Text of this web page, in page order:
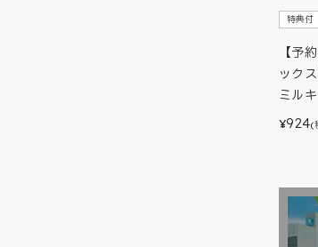
特典付
【予
ック
ミル
¥924(